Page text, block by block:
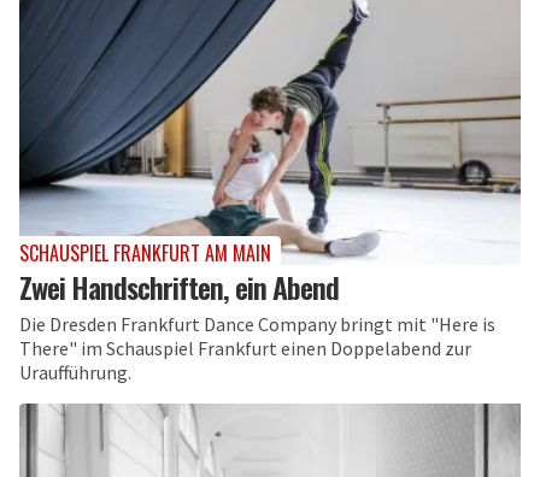
SCHAUSPIEL FRANKFURT AM MAIN
Zwei Handschriften, ein Abend
Die Dresden Frankfurt Dance Company bringt mit "Here is
There" im Schauspiel Frankfurt einen Doppelabend zur
Uraufführung.